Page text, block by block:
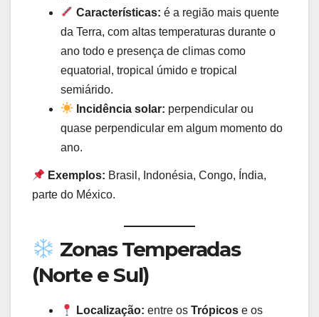
Características: é a região mais quente
da Terra, com altas temperaturas durante o
ano todo e presença de climas como
equatorial, tropical úmido e tropical
semiárido.
Incidência solar: perpendicular ou
quase perpendicular em algum momento do
ano.
Exemplos: Brasil, Indonésia, Congo, Índia,
parte do México.
Zonas Temperadas
(Norte e Sul)
Localização: entre osTrópicos e os